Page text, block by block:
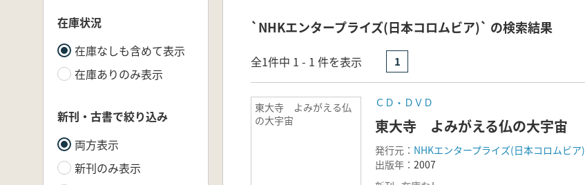
在庫状況
在庫なしも含めて表示
在庫ありのみ表示
新刊・古書で絞り込み
両方表示
新刊のみ表示
`NHKエンタープライズ(日本コロムビア)` の検索結果
全1件中 1 - 1 件を表示 1
東大寺 よみがえる仏
の大宇宙
ＣＤ・ＤＶＤ
東大寺 よみがえる仏の大宇宙
発行元： NHKエンタープライズ(日本コロムビア)
出版年： 2007